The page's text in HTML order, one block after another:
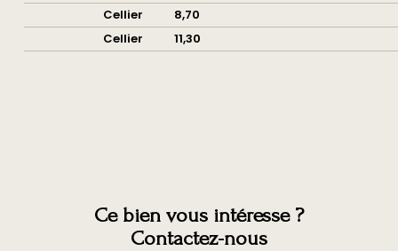
Cellier
8,70
Cellier
11,30
Ce bien vous intéresse ?
Contactez-nous